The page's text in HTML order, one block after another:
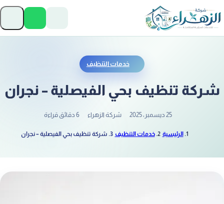
تخطَّ إلى المحتوى
خدمات التنظيف
تنظيف بحي الفيصلية – نجران
شركة الزهراء
الرئيسية خدمات التنظيف شركة تنظيف بحي الفيصلية – نجران